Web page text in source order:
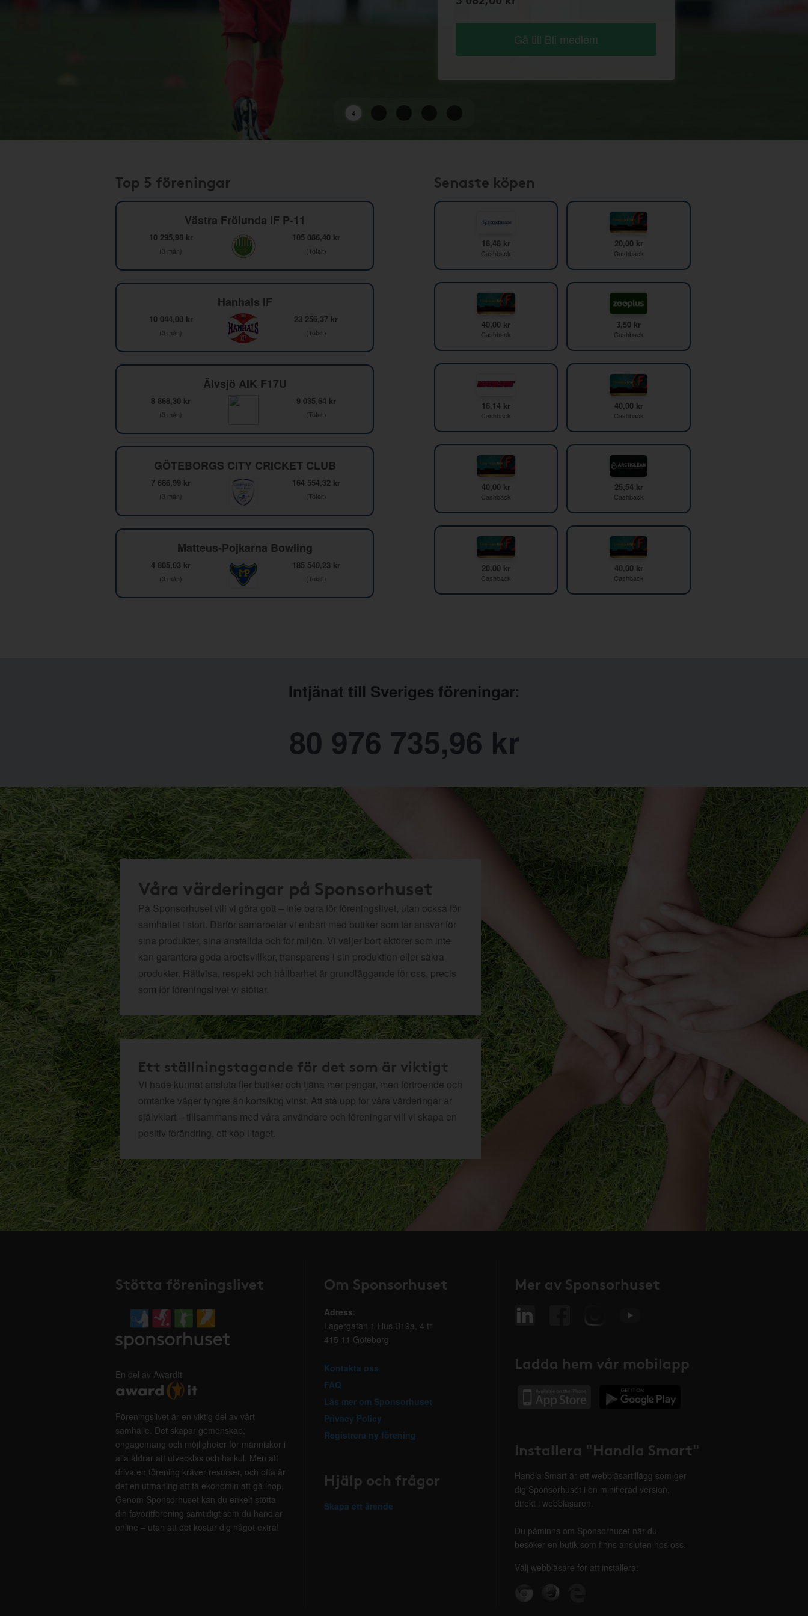
Gå till Bli medlem
2
Top 5 föreningar
Västra Frölunda IF P-11
10 295,98 kr
(3 mån)
105 086,40 kr
(Totalt)
Hanhals IF
10 044,00 kr
(3 mån)
23 256,37 kr
(Totalt)
Älvsjö AIK F17U
8 868,30 kr
(3 mån)
9 035,64 kr
(Totalt)
GÖTEBORGS CITY CRICKET CLUB
7 686,99 kr
(3 mån)
164 554,32 kr
(Totalt)
Matteus-Pojkarna Bowling
4 805,03 kr
(3 mån)
185 540,23 kr
(Totalt)
Senaste köpen
18,48 kr
Cashback
20,00 kr
Cashback
40,00 kr
Cashback
3,50 kr
Cashback
16,14 kr
Cashback
40,00 kr
Cashback
40,00 kr
Cashback
25,54 kr
Cashback
20,00 kr
Cashback
40,00 kr
Cashback
Intjänat till Sveriges föreningar:
80 976 735,96 kr
Våra värderingar på Sponsorhuset
På Sponsorhuset vill vi göra gott – inte bara för föreningslivet, utan också för
samhället i stort. Därför samarbetar vi enbart med butiker som tar ansvar för
sina produkter, sina anställda och för miljön. Vi väljer bort aktörer som inte
kan garantera goda arbetsvillkor, transparens i sin produktion eller säkra
produkter. Rättvisa, respekt och hållbarhet är grundläggande för oss, precis
som för föreningslivet vi stöttar.
Ett ställningstagande för det som är viktigt
Vi hade kunnat ansluta fler butiker och tjäna mer pengar, men förtroende och
omtanke väger tyngre än kortsiktig vinst. Att stå upp för våra värderingar är
självklart – tillsammans med våra användare och föreningar vill vi skapa en
positiv förändring, ett köp i taget.
Stötta föreningslivet
En del av AwardIt
Föreningslivet är en viktig del av vårt
samhälle. Det skapar gemenskap,
engagemang och möjligheter för människor i
alla åldrar att utvecklas och ha kul. Men att
driva en förening kräver resurser, och ofta är
det en utmaning att få ekonomin att gå ihop.
Genom Sponsorhuset kan du enkelt stötta
din favoritförening samtidigt som du handlar
online – utan att det kostar dig något extra!
Om Sponsorhuset
Adress:
Lagergatan 1 Hus B19a, 4 tr
415 11 Göteborg
Kontakta oss
FAQ
Läs mer om Sponsorhuset
Privacy Policy
Registrera ny förening
Hjälp och frågor
Skapa ett ärende
Mer av Sponsorhuset
Ladda hem vår mobilapp
Installera "Handla Smart"
Handla Smart är ett webbläsartillägg som ger
dig Sponsorhuset i en minifierad version,
direkt i webbläsaren.
Du påminns om Sponsorhuset när du
besöker en butik som finns ansluten hos oss.
Välj webbläsare för att installera: